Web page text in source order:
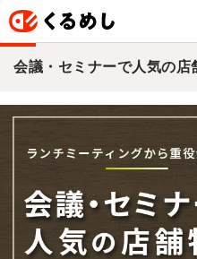
会議・セミナーで人気の店